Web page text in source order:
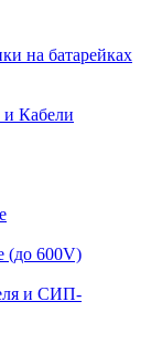
на батарейках
Кабели
(до 600V)
и СИП-